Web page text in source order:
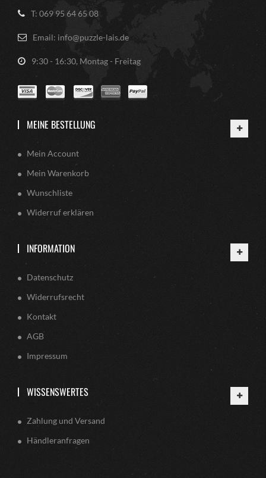
T: 069 95 64 65 08
Email: info@puzzle-lais.de
9:30 - 16:30, Montag - Freitag
MEINE BESTELLUNG
Mein Account
Mein Warenkorb
Wunschliste
Widerruf erklären
INFORMATION
Datenschutz
Widerrufsrecht
Kontakt
AGB
Impressum
WISSENSWERTES
Zahlung und Versand
Händleranfragen